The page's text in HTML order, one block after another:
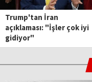
Trump'tan İran
açıklaması: "İşler çok iyi
gidiyor"